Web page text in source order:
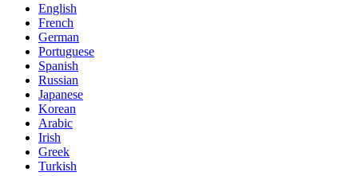
English
French
German
Portuguese
Spanish
Russian
Japanese
Korean
Arabic
Irish
Greek
Turkish